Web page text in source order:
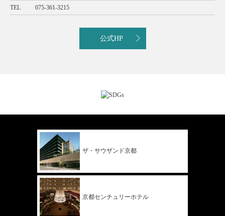
TEL 075-361-3215
公式HP
ザ・サウザンド京都
京都センチュリーホテル